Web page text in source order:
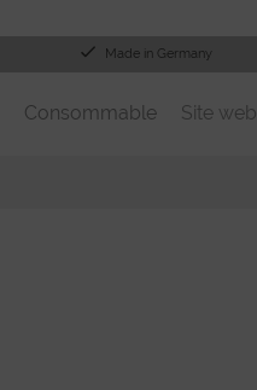
Made in Germany
Consommable Site web